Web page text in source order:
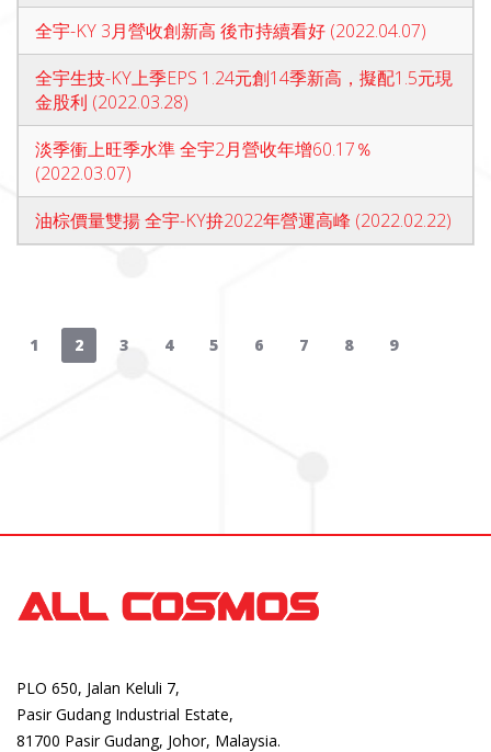
全宇-KY 3月營收創新高 後市持續看好 (2022.04.07)
全宇生技-KY上季EPS 1.24元創14季新高，擬配1.5元現
金股利 (2022.03.28)
淡季衝上旺季水準 全宇2月營收年增60.17％
(2022.03.07)
油棕價量雙揚 全宇-KY拚2022年營運高峰 (2022.02.22)
1 2 3 4 5 6 7 8 9
PLO 650, Jalan Keluli 7,
Pasir Gudang Industrial Estate,
81700 Pasir Gudang, Johor, Malaysia.